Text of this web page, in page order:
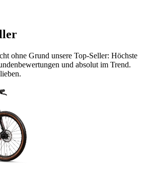
ohne Grund unsere Top-Seller: Höchste
und absolut im Trend.